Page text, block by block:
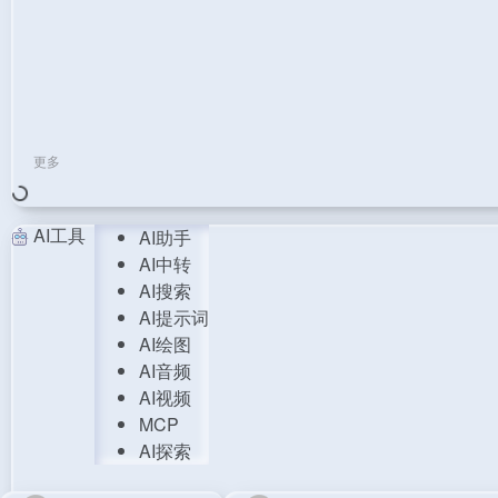
更多
AI工具
AI助手
AI中转
AI搜索
AI提示词
AI绘图
AI音频
AI视频
MCP
AI探索